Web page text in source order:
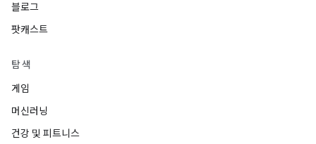
블로그
팟캐스트
탐색
게임
머신러닝
건강 및 피트니스